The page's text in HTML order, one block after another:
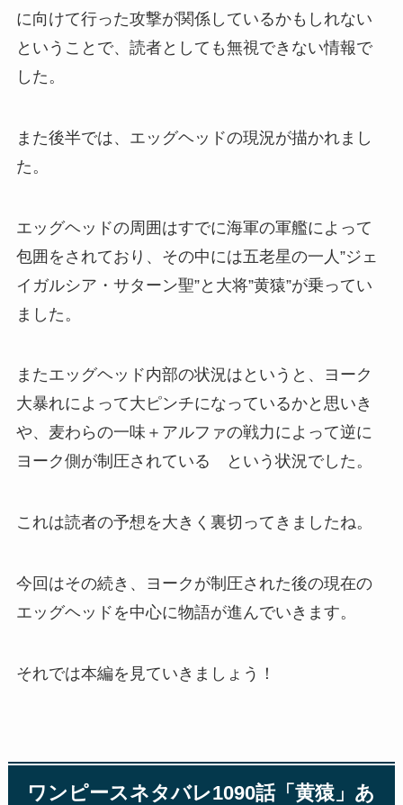
に向けて行った攻撃が関係しているかもしれない
ということで、読者としても無視できない情報で
した。
また後半では、エッグヘッドの現況が描かれまし
た。
エッグヘッドの周囲はすでに海軍の軍艦によって
包囲をされており、その中には五老星の一人”ジェ
イガルシア・サターン聖”と大将”黄猿”が乗ってい
ました。
またエッグヘッド内部の状況はというと、ヨーク
大暴れによって大ピンチになっているかと思いき
や、麦わらの一味＋アルファの戦力によって逆に
ヨーク側が制圧されている という状況でした。
これは読者の予想を大きく裏切ってきましたね。
今回はその続き、ヨークが制圧された後の現在の
エッグヘッドを中心に物語が進んでいきます。
それでは本編を見ていきましょう！
ワンピースネタバレ1090話「黄猿」あ